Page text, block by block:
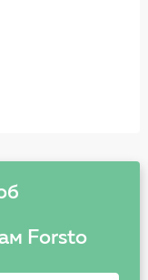
Forsto